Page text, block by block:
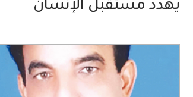
يهدد مستقبل الإنسان